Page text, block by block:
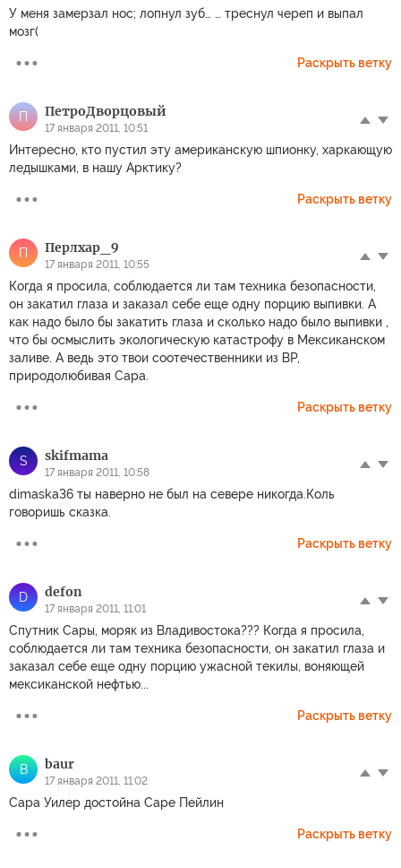
У меня замерзал нос; лопнул зуб… … треснул череп и выпал
мозг(
Раскрыть ветку
П ПетроДворцовый
17 января 2011, 10:51
Интересно, кто пустил эту американскую шпионку, харкающую
ледышками, в нашу Арктику?
Раскрыть ветку
П Перлхар_9
17 января 2011, 10:55
Когда я просила, соблюдается ли там техника безопасности,
он закатил глаза и заказал себе еще одну порцию выпивки. А
как надо было бы закатить глаза и сколько надо было выпивки ,
что бы осмыслить экологическую катастрофу в Мексиканском
заливе. А ведь это твои соотечественники из ВР,
природолюбивая Сара.
Раскрыть ветку
S skifmama
17 января 2011, 10:58
dimaska36 ты наверно не был на севере никогда.Коль
говоришь сказка.
Раскрыть ветку
D defon
17 января 2011, 11:01
Спутник Сары, моряк из Владивостока??? Когда я просила,
соблюдается ли там техника безопасности, он закатил глаза и
заказал себе еще одну порцию ужасной текилы, воняющей
мексиканской нефтью...
Раскрыть ветку
B baur
17 января 2011, 11:02
Сара Уилер достойна Саре Пейлин
Раскрыть ветку